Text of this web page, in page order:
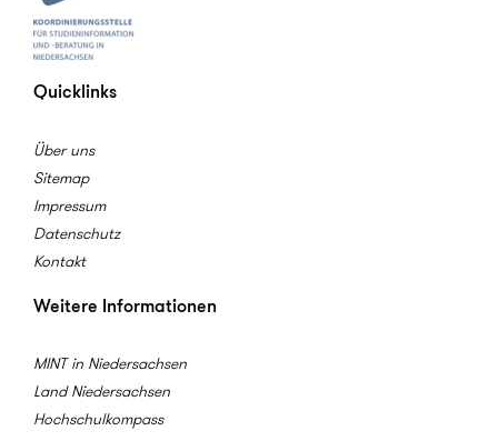
Quicklinks
Über uns
Sitemap
Impressum
Datenschutz
Kontakt
Weitere Informationen
MINT in Niedersachsen
Land Niedersachsen
Hochschulkompass